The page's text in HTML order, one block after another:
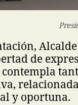
de
y oportuna.